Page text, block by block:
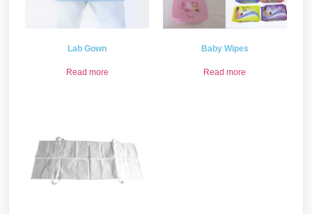
Lab Gown
Read more
Baby Wipes
Read more